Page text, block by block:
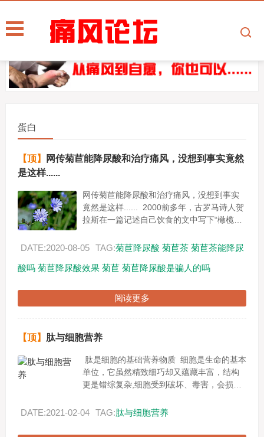
蛋白
【顶】
网传菊苣能降尿酸和治疗痛风，没想到事实竟然
是这样......
网传菊苣能降尿酸和治疗痛风，没想到事实
竟然是这样...... 2000前多年，古罗马诗人贺
拉斯在一篇记述自己饮食的文中写下“橄榄、
食...
DATE:2020-08-05 TAG:菊苣降尿酸 菊苣茶 菊苣茶能降尿
酸吗 菊苣降尿酸效果 菊苣 菊苣降尿酸是骗人的吗
阅读更多
【顶】 肽与细胞营养
肽是细胞的基础营养物质 细胞是生命的基本
单位，它虽然精致细巧却又蕴藏丰富，结构
更是错综复杂,细胞受到破坏、毒害，会损害
就是--------...
DATE:2021-02-04 TAG:肽与细胞营养